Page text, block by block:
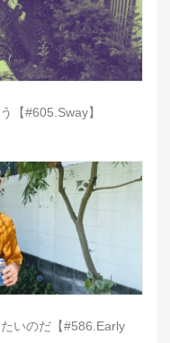
【#605.Sway】
いのだ【#586.Early